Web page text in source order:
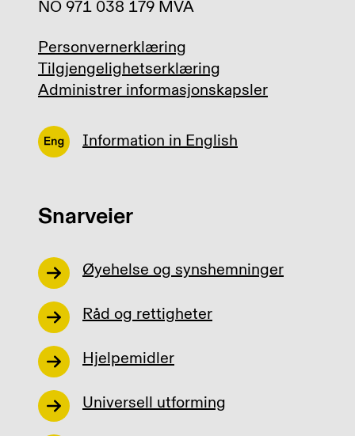
NO 971 038 179 MVA
Personvernerklæring
Tilgjengelighetserklæring
Administrer informasjonskapsler
Information in English
Snarveier
Øyehelse og synshemninger
Råd og rettigheter
Hjelpemidler
Universell utforming